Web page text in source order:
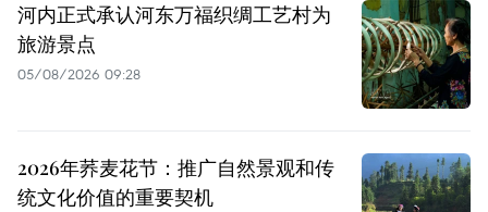
河内正式承认河东万福织绸工艺村为
旅游景点
05/08/2026 09:28
2026年荞麦花节：推广自然景观和传
统文化价值的重要契机